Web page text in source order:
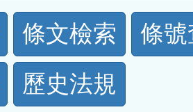
條文檢索
條
歷史法規